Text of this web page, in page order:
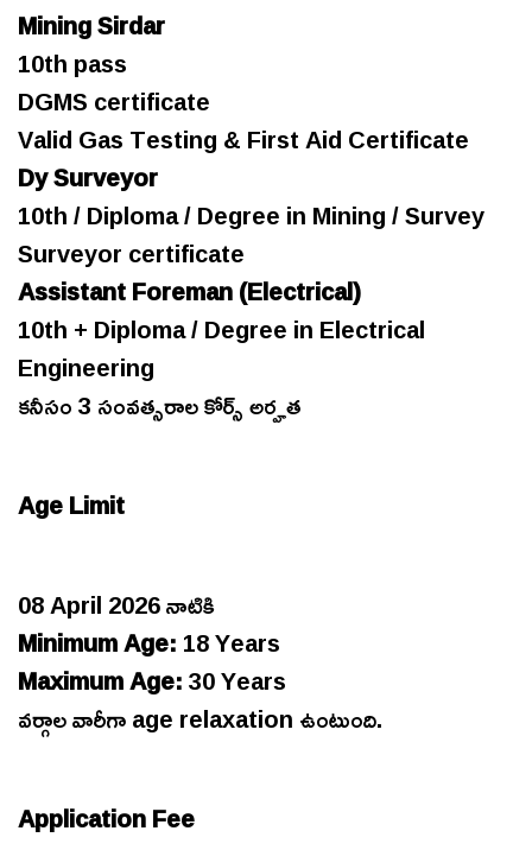
Mining Sirdar
10th pass
DGMS certificate
Valid Gas Testing & First Aid Certificate
Dy Surveyor
10th / Diploma / Degree in Mining / Survey
Surveyor certificate
Assistant Foreman (Electrical)
10th + Diploma / Degree in Electrical
Engineering
కనీసం 3 సంవత్సరాల కోర్స్ అర్హత
Age Limit
08 April 2026 నాటికి
Minimum Age:18 Years
Maximum Age:30 Years
వర్గాల వారీగా age relaxation ఉంటుంది.
Application Fee